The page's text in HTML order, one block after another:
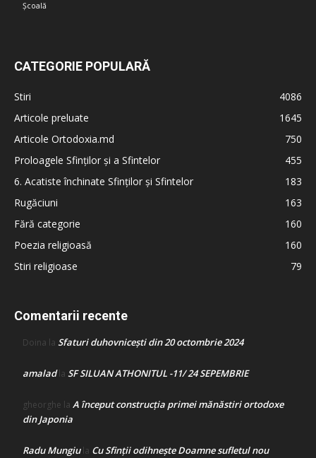
Școală
CATEGORIE POPULARĂ
Stiri
4086
Articole preluate
1645
Articole Ortodoxia.md
750
Proloagele Sfinților și a Sfintelor
455
6. Acatiste închinate Sfinților și Sfintelor
183
Rugăciuni
163
Fără categorie
160
Poezia religioasă
160
Stiri religioase
79
Comentarii recente
Doina la Sfaturi duhovnicești din 20 octombrie 2024
amaladla SF SILUAN ATHONITUL -11/ 24 SEPEMBRIE
gheorghe la A început construcţia primei mănăstiri ortodoxe
din Japonia
Radu Mungiula Cu Sfinții odihnește Doamne sufletul nou